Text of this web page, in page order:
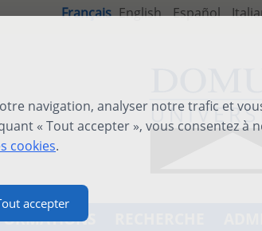
navigation, analyser notre trafic et
« Tout accepter », vous consentez à
cookies.
accepter
Français English Español